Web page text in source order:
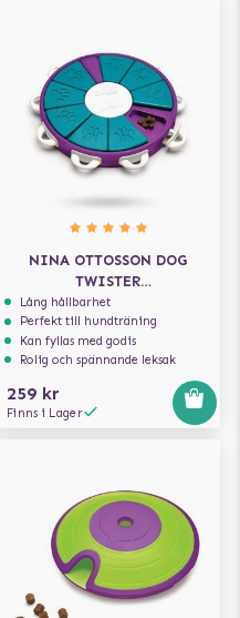
NINA OTTOSSON DOG
TWISTER
AKTIVERINGSLEKSAK
Lång hållbarhet
Perfekt till hundträning
Kan fyllas med godis
Rolig och spännande leksak
259 kr
Finns i Lager